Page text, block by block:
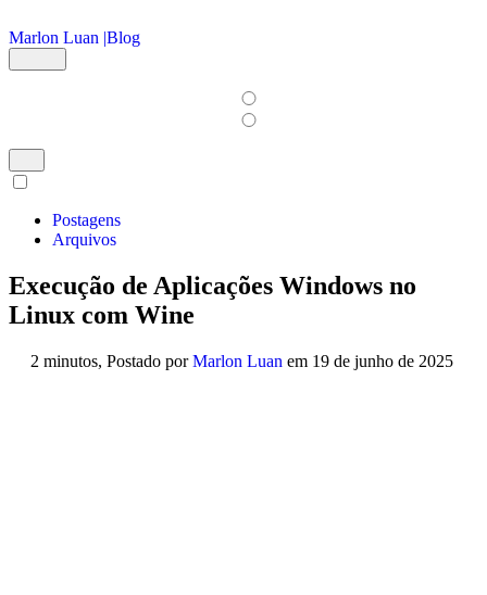
Marlon Luan |Blog
Postagens
Arquivos
Execução de Aplicações Windows no
Linux com Wine
2 minutos, Postado porMarlon Luan em 19 de junho de 2025